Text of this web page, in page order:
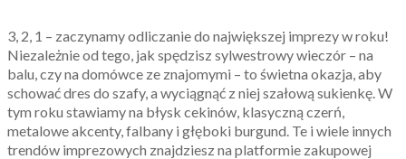
3, 2, 1 – zaczynamy odliczanie do największej imprezy w roku!
Niezależnie od tego, jak spędzisz sylwestrowy wieczór – na
balu, czy na domówce ze znajomymi – to świetna okazja, aby
schować dres do szafy, a wyciągnąć z niej szałową sukienkę. W
tym roku stawiamy na błysk cekinów, klasyczną czerń,
metalowe akcenty, falbany i głęboki burgund. Te i wiele innych
trendów imprezowych znajdziesz na platformie zakupowej